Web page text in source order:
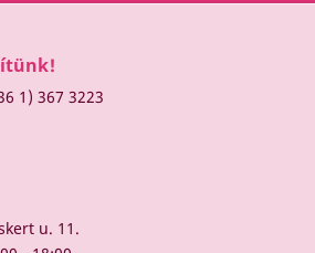
1) 367 3223
u. 11.